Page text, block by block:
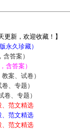
新，欢迎收藏！】
永久珍藏）
答案）
含答案）
案、试卷）
、专题）
、专题）
、范文精选
、范文精选
、范文精选